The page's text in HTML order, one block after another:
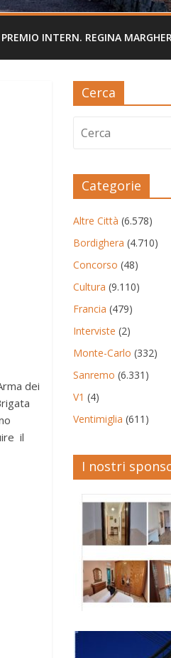
INTERN. REGINA
dei
il
Cerca
Categorie
Altre Città (6.578)
Bordighera (4.710)
Concorso (48)
Cultura (9.110)
Francia (479)
Interviste (2)
Monte-Carlo (332)
Sanremo (6.331)
V1 (4)
Ventimiglia (611)
I nostri